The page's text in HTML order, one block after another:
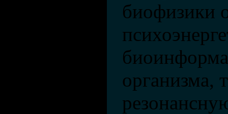
биофизики
организма,